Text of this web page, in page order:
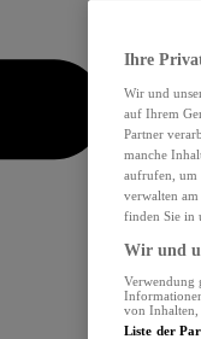
Ihre
Wir und
auf Ihrem
Partner
manche
aufrufen, um
verwalten
finden Sie in
Wir und
Verwendung
von Inhalten,
Liste der